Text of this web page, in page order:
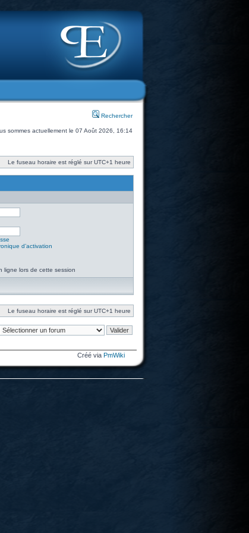
Rechercher
sommes actuellement le 07 Août 2026, 16:14
Le fuseau horaire est réglé sur UTC+1 heure
d’activation
ligne lors de cette session
Le fuseau horaire est réglé sur UTC+1 heure
Créé via PmWiki